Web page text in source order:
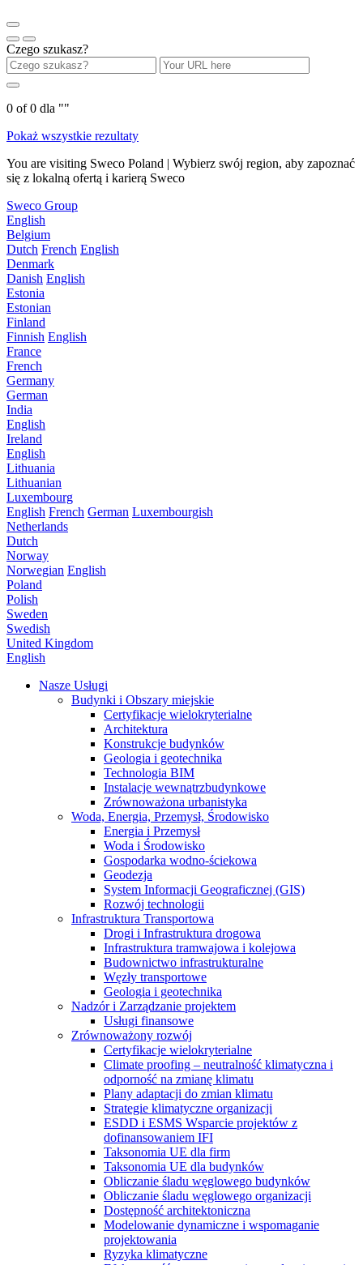
Czego szukasz?
0 of0 dla ""
Pokaż wszystkie rezultaty
You are visiting Sweco Poland | Wybierz swój region, aby zapoznać
się z lokalną ofertą i karierą Sweco
Sweco Group
English
Belgium
Dutch French English
Denmark
Danish English
Estonia
Estonian
Finland
Finnish English
France
French
Germany
German
India
English
Ireland
English
Lithuania
Lithuanian
Luxembourg
English French German Luxembourgish
Netherlands
Dutch
Norway
Norwegian English
Poland
Polish
Sweden
Swedish
United Kingdom
English
Nasze Usługi
Budynki i Obszary miejskie
Certyfikacje wielokryterialne
Architektura
Konstrukcje budynków
Geologia i geotechnika
Technologia BIM
Instalacje wewnątrzbudynkowe
Zrównoważona urbanistyka
Woda, Energia, Przemysł, Środowisko
Energia i Przemysł
Woda i Środowisko
Gospodarka wodno-ściekowa
Geodezja
System Informacji Geograficznej (GIS)
Rozwój technologii
Infrastruktura Transportowa
Drogi i Infrastruktura drogowa
Infrastruktura tramwajowa i kolejowa
Budownictwo infrastrukturalne
Węzły transportowe
Geologia i geotechnika
Nadzór i Zarządzanie projektem
Usługi finansowe
Zrównoważony rozwój
Certyfikacje wielokryterialne
Climate proofing – neutralność klimatyczna i
odporność na zmianę klimatu
Plany adaptacji do zmian klimatu
Strategie klimatyczne organizacji
ESDD i ESMS Wsparcie projektów z
dofinansowaniem IFI
Taksonomia UE dla firm
Taksonomia UE dla budynków
Obliczanie śladu węglowego budynków
Obliczanie śladu węglowego organizacji
Dostępność architektoniczna
Modelowanie dynamiczne i wspomaganie
projektowania
Ryzyka klimatyczne